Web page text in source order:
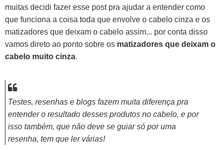
muitas decidi fazer esse post pra ajudar a entender como
que funciona a coisa toda que envolve o cabelo cinza e os
matizadores que deixam o cabelo assim... por conta disso
vamos direto ao ponto sobre os matizadores que deixam o
cabelo muito cinza.
Testes, resenhas e blogs fazem muita diferença pra
entender o resultado desses produtos no cabelo, e por
isso também, que não deve se guiar só por uma
resenha, tem que ler várias!